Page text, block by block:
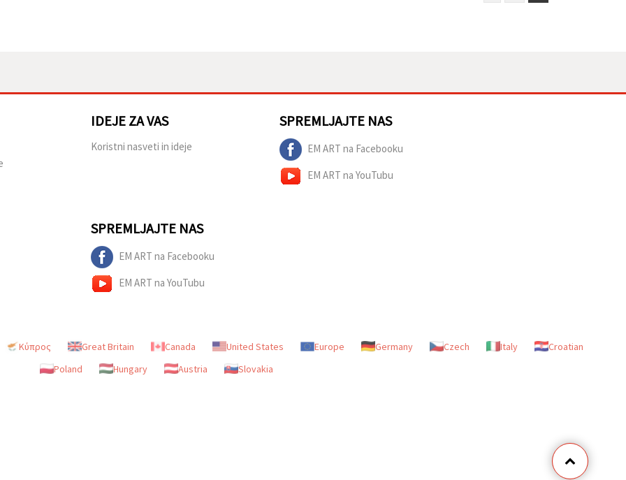
IDEJE ZA VAS
Koristni nasveti in ideje
SPREMLJAJTE NAS
EM ART na Facebooku
EM ART na YouTubu
SPREMLJAJTE NAS
EM ART na Facebooku
EM ART na YouTubu
Κύπρος Great Britain Canada United States Europe Germany Czech Italy
Croatian
Poland
Hungary Austria Slovakia